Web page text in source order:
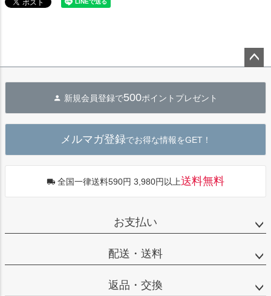
へ
新規会員登録で500ポイントプレゼント
メルマガ登録でお得な情報をGET！
全国一律送料590円 3,980円以上送料無料
お支払い
配送・送料
返品・交換